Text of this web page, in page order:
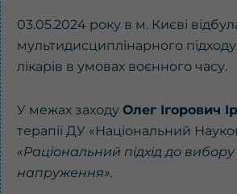
03.05.2024 року в м. Києві
мультидисциплінарного
лікарів в умовах воєнного часу.
У межах заходу Олег Ігорович
терапії ДУ «Національний
«Раціональний підхід до
напруження».